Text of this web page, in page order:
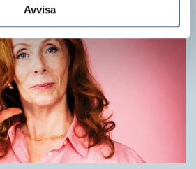
Avvisa